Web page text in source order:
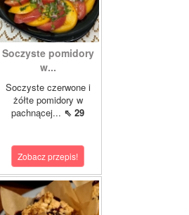
Soczyste pomidory
w...
Soczyste czerwone i
żółte pomidory w
pachnącej... ⇖ 29
Zobacz przepis!